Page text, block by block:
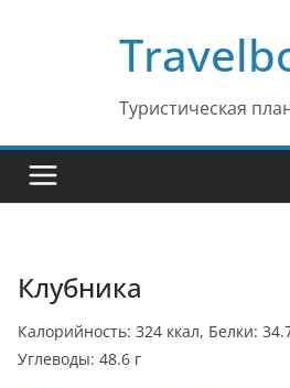
Туристическая
Клубника
Калорийность: 324 ккал, Белки:
Углеводы: 48.6 г